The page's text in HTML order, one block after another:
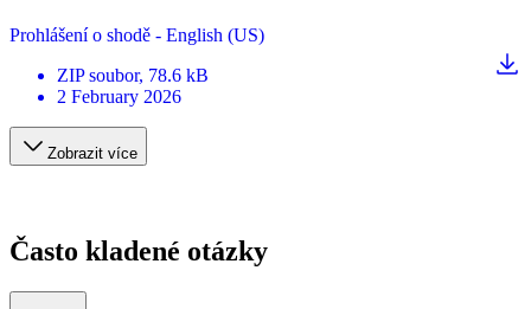
Prohlášení o shodě - English (US)
ZIP soubor, 78.6 kB
2 February 2026
Zobrazit více
Často kladené otázky